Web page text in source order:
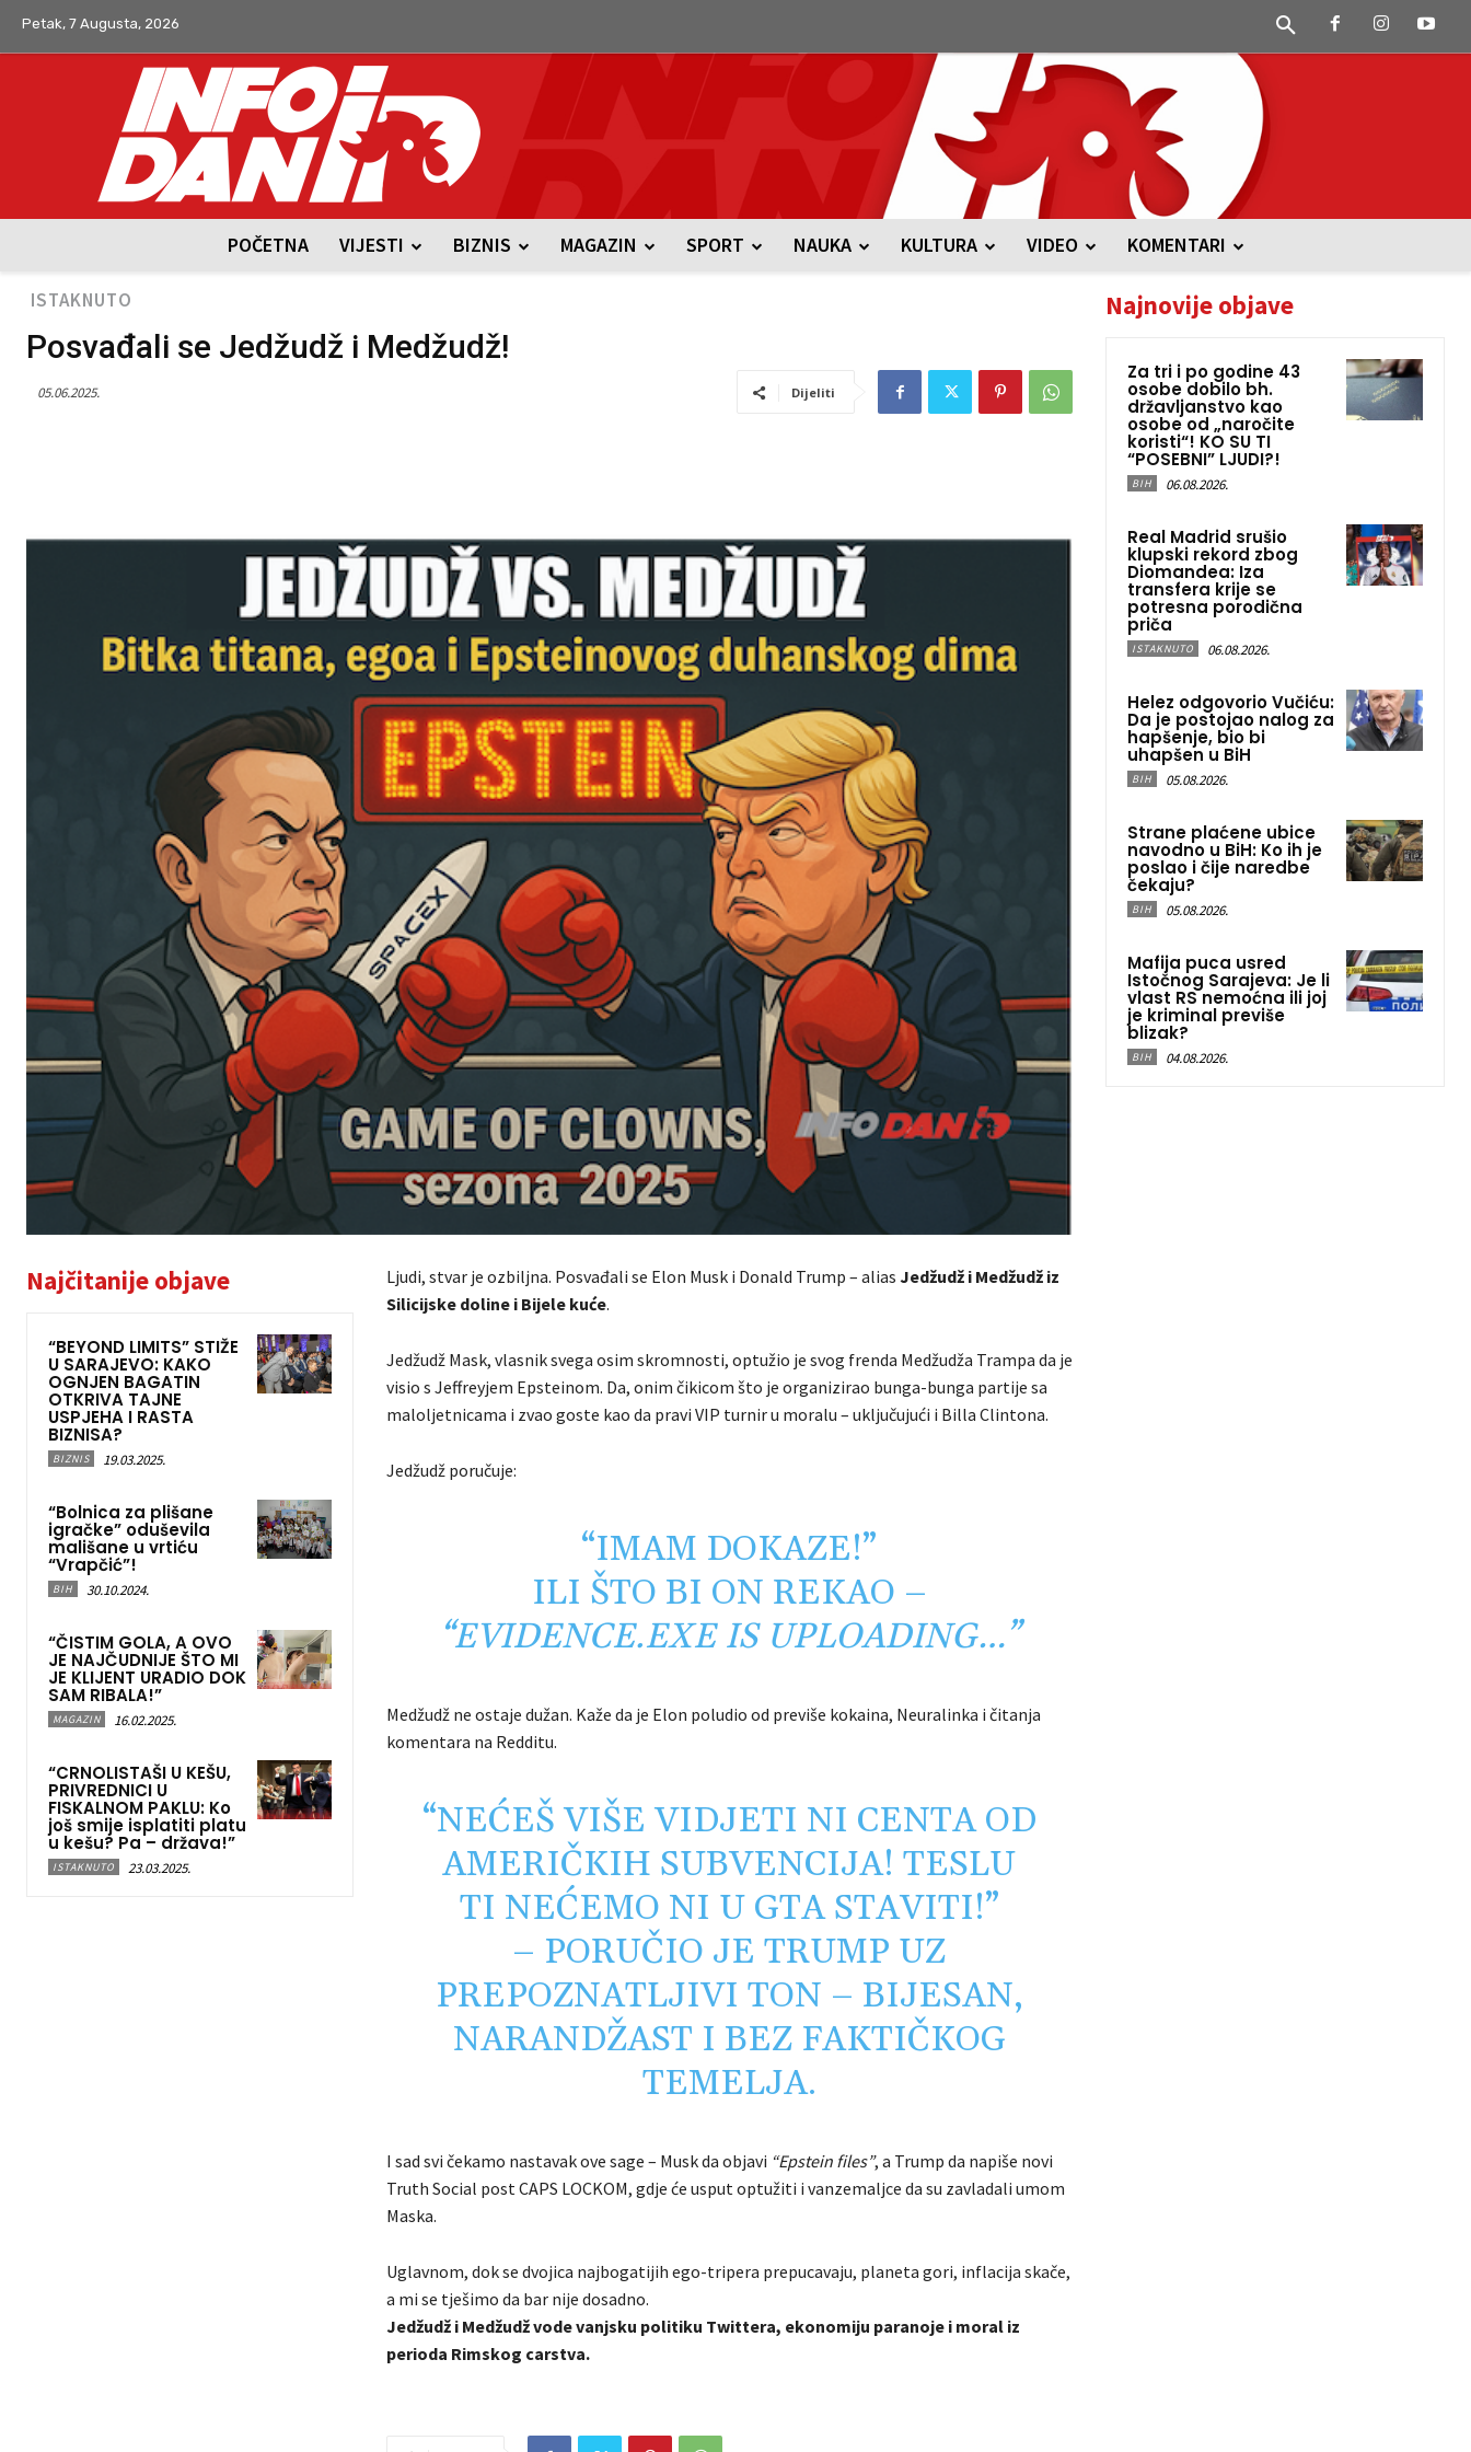
Petak, 7 Augusta, 2026
POČETNA VIJESTI BIZNIS MAGAZIN SPORT NAUKA KULTURA VIDEO KOMENTARI
ISTAKNUTO
Posvađali se Jedžudž i Medžudž!
05.06.2025. Dijeliti
Najčitanije objave
“BEYOND LIMITS” STIŽE
U SARAJEVO: KAKO
OGNJEN BAGATIN
OTKRIVA TAJNE
USPJEHA I RASTA
BIZNISA?
BIZNIS 19.03.2025.
“Bolnica za plišane
igračke” oduševila
mališane u vrtiću
“Vrapčić”!
BIH 30.10.2024.
“ČISTIM GOLA, A OVO
JE NAJČUDNIJE ŠTO MI
JE KLIJENT URADIO DOK
SAM RIBALA!”
MAGAZIN 16.02.2025.
“CRNOLISTAŠI U KEŠU,
PRIVREDNICI U
FISKALNOM PAKLU: Ko
još smije isplatiti platu
u kešu? Pa – država!”
ISTAKNUTO 23.03.2025.
Ljudi, stvar je ozbiljna. Posvađali se Elon Musk i Donald Trump – alias Jedžudž i Medžudž iz
Silicijske doline i Bijele kuće.
Jedžudž Mask, vlasnik svega osim skromnosti, optužio je svog frenda Medžudža Trampa da je
visio s Jeffreyjem Epsteinom. Da, onim čikicom što je organizirao bunga-bunga partije sa
maloljetnicama i zvao goste kao da pravi VIP turnir u moralu – uključujući i Billa Clintona.
Jedžudž poručuje:
“IMAM DOKAZE!”
ILI ŠTO BI ON REKAO –
“EVIDENCE.EXE IS UPLOADING…”
Medžudž ne ostaje dužan. Kaže da je Elon poludio od previše kokaina, Neuralinka i čitanja
komentara na Redditu.
“NEĆEŠ VIŠE VIDJETI NI CENTA OD
AMERIČKIH SUBVENCIJA! TESLU
TI NEĆEMO NI U GTA STAVITI!”
– PORUČIO JE TRUMP UZ
PREPOZNATLJIVI TON – BIJESAN,
NARANDŽAST I BEZ FAKTIČKOG
TEMELJA.
I sad svi čekamo nastavak ove sage – Musk da objavi “Epstein files”, a Trump da napiše novi
Truth Social post CAPS LOCKOM, gdje će usput optužiti i vanzemaljce da su zavladali umom
Maska.
Uglavnom, dok se dvojica najbogatijih ego-tripera prepucavaju, planeta gori, inflacija skače,
a mi se tješimo da bar nije dosadno.
Jedžudž i Medžudž vode vanjsku politiku Twittera, ekonomiju paranoje i moral iz
perioda Rimskog carstva.
Najnovije objave
Za tri i po godine 43
osobe dobilo bh.
državljanstvo kao
osobe od „naročite
koristi“! KO SU TI
“POSEBNI” LJUDI?!
BIH 06.08.2026.
Real Madrid srušio
klupski rekord zbog
Diomandea: Iza
transfera krije se
potresna porodična
priča
ISTAKNUTO 06.08.2026.
Helez odgovorio Vučiću:
Da je postojao nalog za
hapšenje, bio bi
uhapšen u BiH
BIH 05.08.2026.
Strane plaćene ubice
navodno u BiH: Ko ih je
poslao i čije naredbe
čekaju?
BIH 05.08.2026.
Mafija puca usred
Istočnog Sarajeva: Je li
vlast RS nemoćna ili joj
je kriminal previše
blizak?
BIH 04.08.2026.